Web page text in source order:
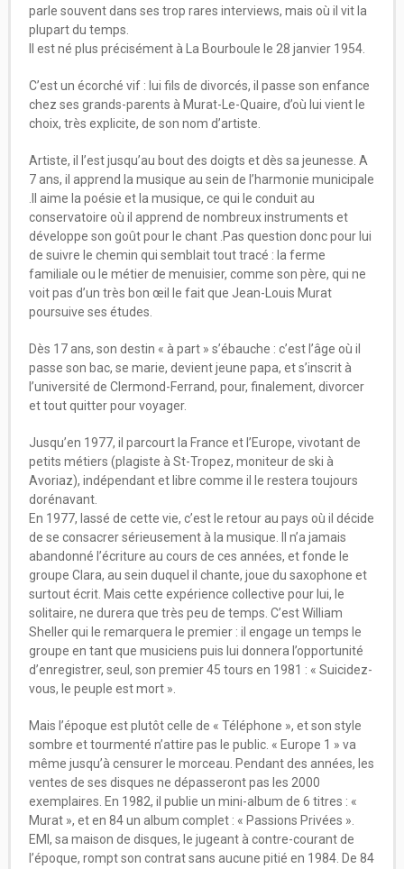
parle souvent dans ses trop rares interviews, mais où il vit la
plupart du temps.
Il est né plus précisément à La Bourboule le 28 janvier 1954.
C’est un écorché vif : lui fils de divorcés, il passe son enfance
chez ses grands-parents à Murat-Le-Quaire, d’où lui vient le
choix, très explicite, de son nom d’artiste.
Artiste, il l’est jusqu’au bout des doigts et dès sa jeunesse. A
7 ans, il apprend la musique au sein de l’harmonie municipale
.Il aime la poésie et la musique, ce qui le conduit au
conservatoire où il apprend de nombreux instruments et
développe son goût pour le chant .Pas question donc pour lui
de suivre le chemin qui semblait tout tracé : la ferme
familiale ou le métier de menuisier, comme son père, qui ne
voit pas d’un très bon œil le fait que Jean-Louis Murat
poursuive ses études.
Dès 17 ans, son destin « à part » s’ébauche : c’est l’âge où il
passe son bac, se marie, devient jeune papa, et s’inscrit à
l’université de Clermond-Ferrand, pour, finalement, divorcer
et tout quitter pour voyager.
Jusqu’en 1977, il parcourt la France et l’Europe, vivotant de
petits métiers (plagiste à St-Tropez, moniteur de ski à
Avoriaz), indépendant et libre comme il le restera toujours
dorénavant.
En 1977, lassé de cette vie, c’est le retour au pays où il décide
de se consacrer sérieusement à la musique. Il n’a jamais
abandonné l’écriture au cours de ces années, et fonde le
groupe Clara, au sein duquel il chante, joue du saxophone et
surtout écrit. Mais cette expérience collective pour lui, le
solitaire, ne durera que très peu de temps. C’est William
Sheller qui le remarquera le premier : il engage un temps le
groupe en tant que musiciens puis lui donnera l’opportunité
d’enregistrer, seul, son premier 45 tours en 1981 : « Suicidez-
vous, le peuple est mort ».
Mais l’époque est plutôt celle de « Téléphone », et son style
sombre et tourmenté n’attire pas le public. « Europe 1 » va
même jusqu’à censurer le morceau. Pendant des années, les
ventes de ses disques ne dépasseront pas les 2000
exemplaires. En 1982, il publie un mini-album de 6 titres : «
Murat », et en 84 un album complet : « Passions Privées ».
EMI, sa maison de disques, le jugeant à contre-courant de
l’époque, rompt son contrat sans aucune pitié en 1984. De 84